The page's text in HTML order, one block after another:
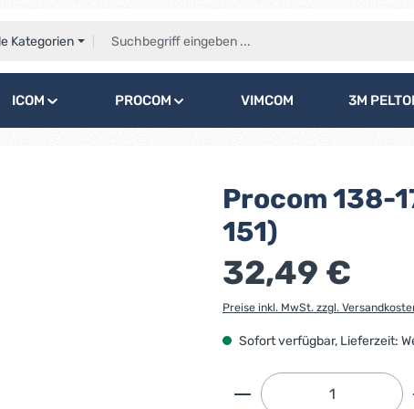
Kategorien
ICOM PROCOM VIMCOM 3M
Procom 138-
151)
32,49 €
Preise inkl. MwSt. zzgl.
Sofort verfügbar, Lieferzeit:
Produkt Anzahl: